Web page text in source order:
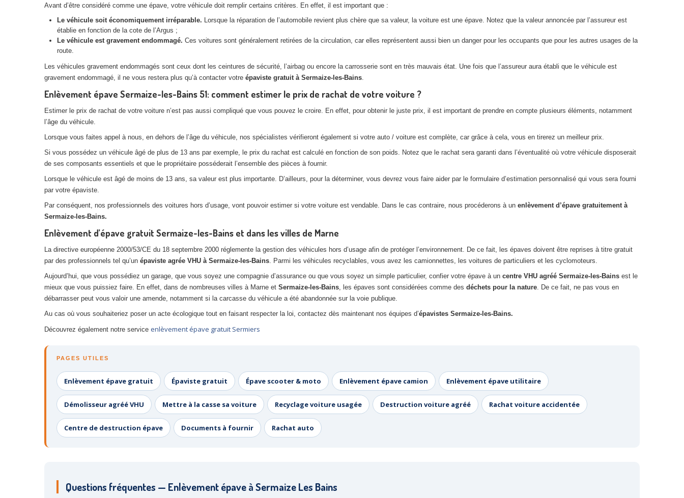
Avant d’être considéré comme une épave, votre véhicule doit remplir certains critères. En effet, il est important que :
Le véhicule soit économiquement irréparable. Lorsque la réparation de l’automobile revient plus chère que sa valeur, la voiture est une épave. Notez que la valeur annoncée par l’assureur est
établie en fonction de la cote de l’Argus ;
Le véhicule est gravement endommagé. Ces voitures sont généralement retirées de la circulation, car elles représentent aussi bien un danger pour les occupants que pour les autres usages de la
route.
Les véhicules gravement endommagés sont ceux dont les ceintures de sécurité, l’airbag ou encore la carrosserie sont en très mauvais état. Une fois que l’assureur aura établi que le véhicule est
gravement endommagé, il ne vous restera plus qu’à contacter votre épaviste gratuit à Sermaize-les-Bains.
Enlèvement épave Sermaize-les-Bains 51: comment estimer le prix de rachat de votre voiture ?
Estimer le prix de rachat de votre voiture n’est pas aussi compliqué que vous pouvez le croire. En effet, pour obtenir le juste prix, il est important de prendre en compte plusieurs éléments, notamment
l’âge du véhicule.
Lorsque vous faites appel à nous, en dehors de l’âge du véhicule, nos spécialistes vérifieront également si votre auto / voiture est complète, car grâce à cela, vous en tirerez un meilleur prix.
Si vous possédez un véhicule âgé de plus de 13 ans par exemple, le prix du rachat est calculé en fonction de son poids. Notez que le rachat sera garanti dans l’éventualité où votre véhicule disposerait
de ses composants essentiels et que le propriétaire posséderait l’ensemble des pièces à fournir.
Lorsque le véhicule est âgé de moins de 13 ans, sa valeur est plus importante. D’ailleurs, pour la déterminer, vous devrez vous faire aider par le formulaire d’estimation personnalisé qui vous sera fourni
par votre épaviste.
Par conséquent, nos professionnels des voitures hors d’usage, vont pouvoir estimer si votre voiture est vendable. Dans le cas contraire, nous procéderons à un enlèvement d’épave gratuitement à
Sermaize-les-Bains.
Enlèvement d’épave gratuit Sermaize-les-Bains et dans les villes de Marne
La directive européenne 2000/53/CE du 18 septembre 2000 réglemente la gestion des véhicules hors d’usage afin de protéger l’environnement. De ce fait, les épaves doivent être reprises à titre gratuit
par des professionnels tel qu’un épaviste agrée VHU à Sermaize-les-Bains. Parmi les véhicules recyclables, vous avez les camionnettes, les voitures de particuliers et les cyclomoteurs.
Aujourd’hui, que vous possédiez un garage, que vous soyez une compagnie d’assurance ou que vous soyez un simple particulier, confier votre épave à un centre VHU agréé Sermaize-les-Bains est le
mieux que vous puissiez faire. En effet, dans de nombreuses villes à Marne et Sermaize-les-Bains, les épaves sont considérées comme des déchets pour la nature. De ce fait, ne pas vous en
débarrasser peut vous valoir une amende, notamment si la carcasse du véhicule a été abandonnée sur la voie publique.
Au cas où vous souhaiteriez poser un acte écologique tout en faisant respecter la loi, contactez dès maintenant nos équipes d’épavistes Sermaize-les-Bains.
Découvrez également notre service enlèvement épave gratuit Sermiers
PAGES UTILES
Enlèvement épave gratuit Épaviste gratuit Épave scooter & moto Enlèvement épave camion Enlèvement épave utilitaire
Démolisseur agréé VHU Mettre à la casse sa voiture Recyclage voiture usagée Destruction voiture agréé Rachat voiture accidentée
Centre de destruction épave Documents à fournir Rachat auto
Questions fréquentes — Enlèvement épave à Sermaize Les Bains